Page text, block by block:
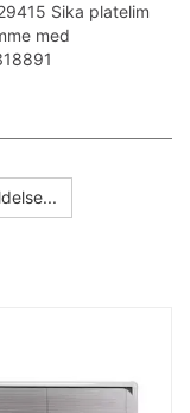
Sika platelim
med